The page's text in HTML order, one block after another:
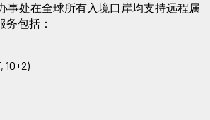
事处在全球所有入境口岸均支持远程属
务包括：
10+2)